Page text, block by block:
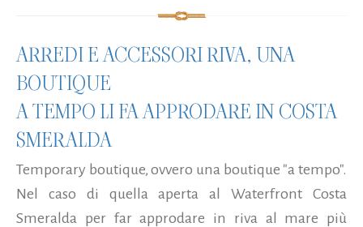
ARREDI E ACCESSORI RIVA, UNA
BOUTIQUE
A TEMPO LI FA APPRODARE IN COSTA
SMERALDA
Temporary boutique, ovvero una boutique "a tempo".
Nel caso di quella aperta al Waterfront Costa
Smeralda per far approdare in riva al mare più